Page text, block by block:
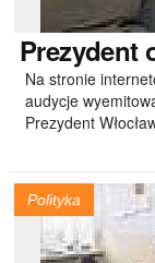
Prezydent
Na stronie
audycje
Prezydent
Polityka